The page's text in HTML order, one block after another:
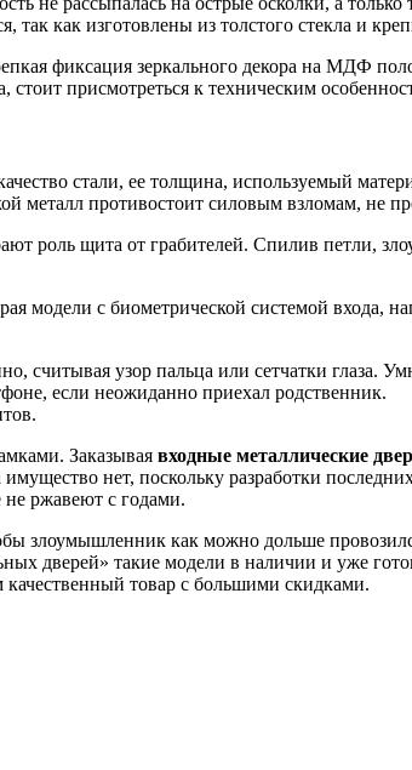
как изготовлены из толстого стекла и
фиксация зеркального декора на МДФ
стоит присмотреться к техническим
стали, ее толщина, используемый
металл противостоит силовым взломам, не
роль щита от грабителей. Спилив петли,
модели с биометрической системой входа,
считывая узор пальца или сетчатки глаза.
если неожиданно приехал родственник.
Заказывая входные металлические
нет, поскольку разработки
не ржавеют с годами.
злоумышленник как можно дольше
дверей» такие модели в наличии и уже
качественный товар с большими скидками.